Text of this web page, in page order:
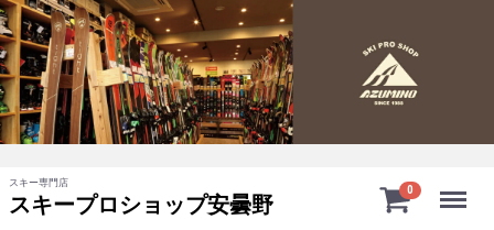
スキー専門店
スキープロショップ安曇野
0 Menu